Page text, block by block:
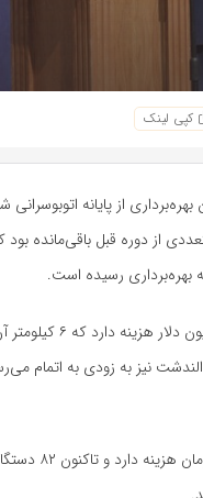
کپی لینک
از دوره قبل باقی‌مانده
شهردار مشهد بیان کرد: هر
الندشت
وی گفت: هر اتوبوس